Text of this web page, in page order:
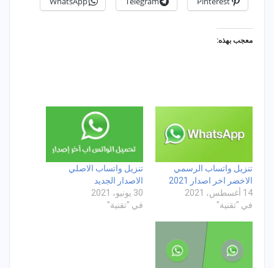
معجب بهذه:
تنزيل واتساب الرسمي
الاخضر اخر اصدار 2021
14 أغسطس، 2021
في "تقنية"
تنزيل واتساب الاصلي
الاصدار الجديد
30 يونيو، 2021
في "تقنية"